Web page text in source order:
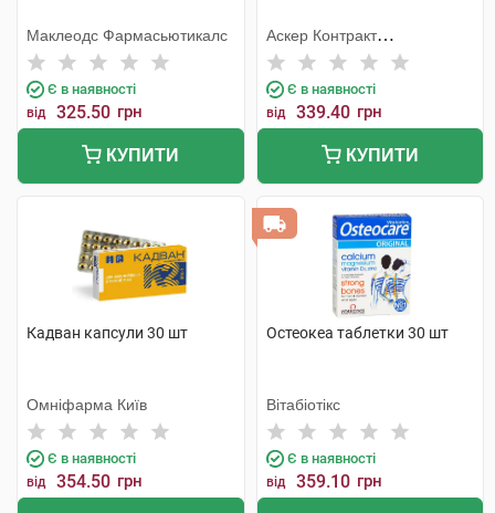
Маклеодс Фармасьютикалс
Є в наявності
від 325.50 грн
КУПИТИ
Аскер Контракт
Мануфекчерінг АС
Є в наявності
від 339.40 грн
КУПИТИ
Кадван капсули 30 шт
Омніфарма Київ
Є в наявності
від 354.50 грн
Остеокеа таблетки 30 шт
Вітабіотікс
Є в наявності
від 359.10 грн